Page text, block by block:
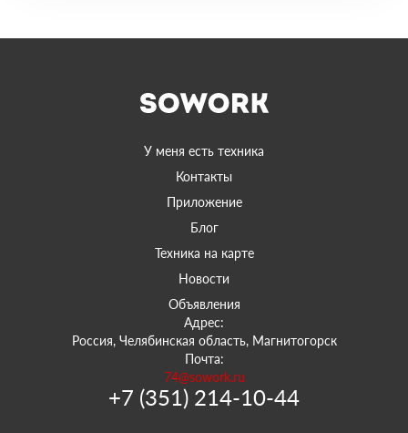
У меня есть техника
Контакты
Приложение
Блог
Техника на карте
Новости
Объявления
Адрес:
Россия, Челябинская область, Магнитогорск
Почта:
74@sowork.ru
+7 (351) 214-10-44